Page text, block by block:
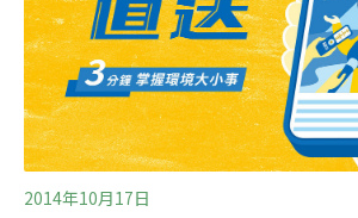
室則未正面回應是否簽署，朱辦新聞組
立倫過去3年推動非核家園，多次公開
屆除役，也並不贊成台電興建乾式貯存
計畫逐年擴大，都與反核團體訴求一致
實踐反核理念。
2014年10月17日